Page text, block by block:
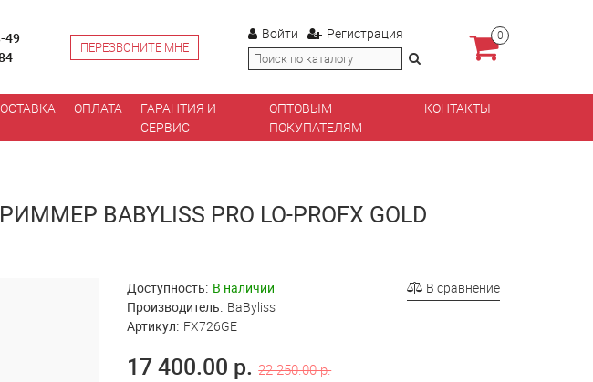
49
ПЕРЕЗВОНИТЕ МНЕ
Войти Регистрация 0
ОПЛАТА
ГАРАНТИЯ И
СЕРВИС
ОПТОВЫМ
ПОКУПАТЕЛЯМ
КОНТАКТЫ
BABYLISS PRO LO-PROFX GOLD
В сравнение
Доступность: В наличии
Производитель: BaByliss
Артикул: FX726GE
17 400.00 р. 22 250.00 р.